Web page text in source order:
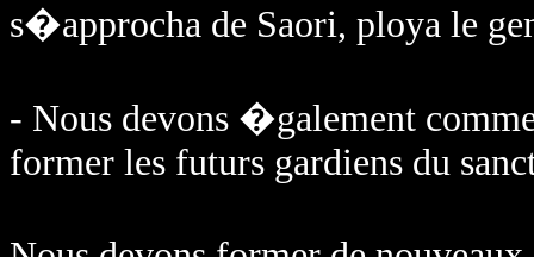
s�approcha de Saori, ploya le
- Nous devons �galement
former les futurs gardiens du